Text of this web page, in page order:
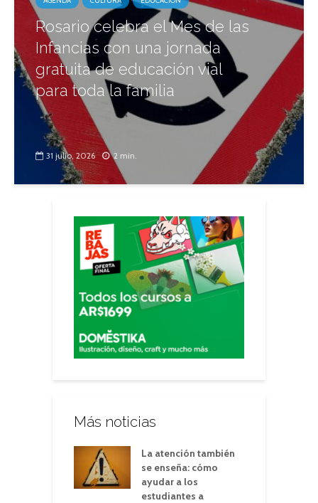
Rosario celebra el Mes de las
Infancias con una jornada
gratuita de educación vial
para toda la familia
31 julio, 2026 2 min.
Más noticias
La atención también
se enseña: cómo
ayudar a los
estudiantes a